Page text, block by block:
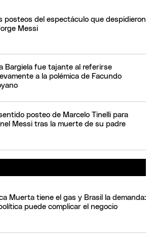
posteos del espectáculo que despidieron
Messi
Bargiela fue tajante al referirse
a la polémica de Facundo
posteo de Marcelo Tinelli para
Messi tras la muerte de su padre
Muerta tiene el gas y Brasil la demanda:
puede complicar el negocio